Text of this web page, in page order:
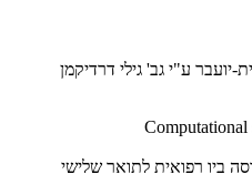
ביו רפואית לתואר שלישי